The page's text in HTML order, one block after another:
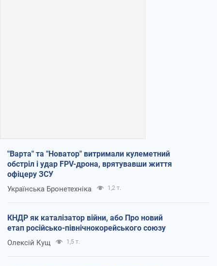
"Варта" та "Новатор" витримали кулеметний
обстріл і удар FPV-дрона, врятувавши життя
офіцеру ЗСУ
Українська Бронетехніка 1,2 т.
КНДР як каталізатор війни, або Про новий
етап російсько-північнокорейського союзу
Олексій Кущ 1,5 т.